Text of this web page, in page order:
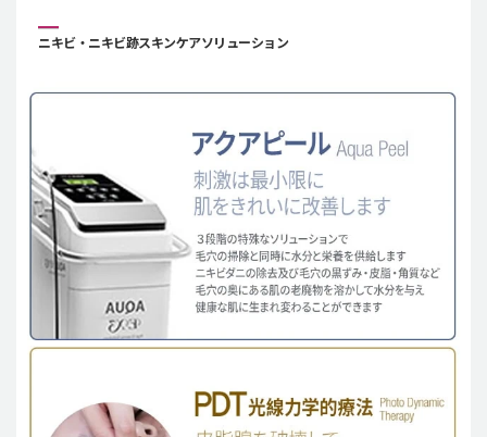
ニキビ・ニキビ跡スキンケアソリューション